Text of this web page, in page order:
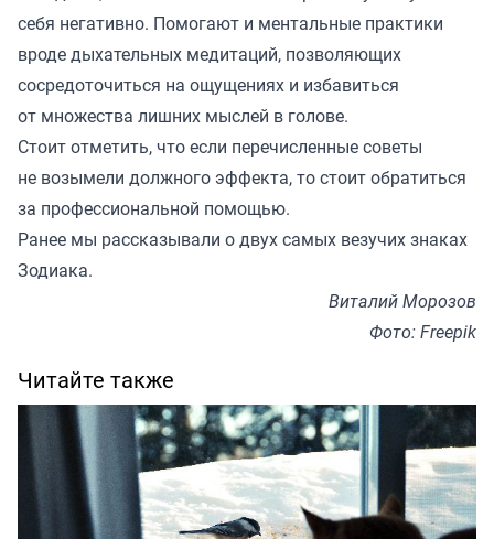
себя негативно. Помогают и ментальные практики
вроде дыхательных медитаций, позволяющих
сосредоточиться на ощущениях и избавиться
от множества лишних мыслей в голове.
Стоит отметить, что если перечисленные советы
не возымели должного эффекта, то стоит обратиться
за профессиональной помощью.
Ранее мы рассказывали о двух самых везучих знаках
Зодиака.
Виталий Морозов
Фото: Freepik
Читайте также